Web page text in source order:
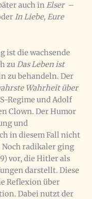
auch inElser –
In Liebe, Eure
ist die wachsende
zuDas Leben ist
zu behandeln. Der
Wahrheit über
Regime und Adolf
Clown. Der Humor
und
in diesem Fall nicht
radikaler ging
vor, die Hitler als
darstellt. Diese
Reflexion über
Dabei nutzt der